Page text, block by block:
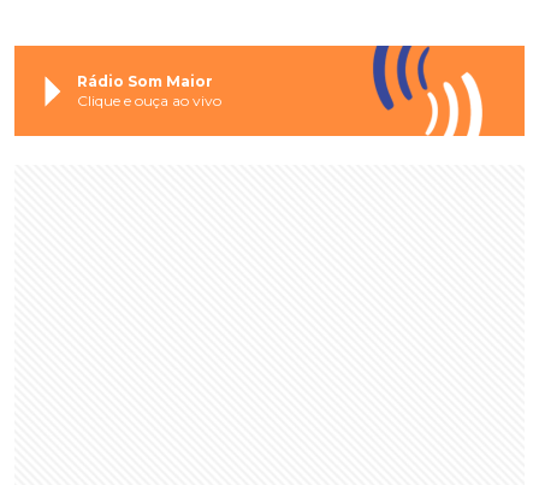
Rádio Som Maior
Clique e ouça ao vivo